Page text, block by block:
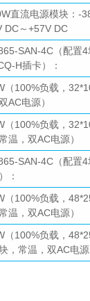
直流电源模块：-
DC～+57V DC
SAN-4C（配置
H插卡）：
（100%负载，
AC电源）
（100%负载，
温，双AC电源）
SAN-4C（配置
：
（100%负载，
温，双AC电源）
（100%负载，
，常温，双AC电源